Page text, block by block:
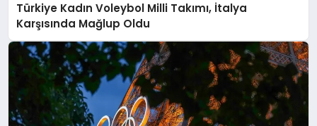
Türkiye Kadın Voleybol Milli Takımı, İtalya
Karşısında Mağlup Oldu